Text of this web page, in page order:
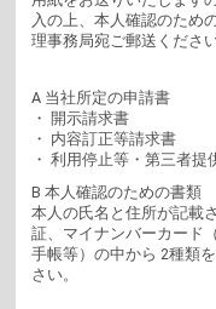
入の上、本人確認のため
理事務局宛ご郵送ください
A 当社所定の申請書
・ 開示請求書
・ 内容訂正等請求書
・ 利用停止等・第三者提
B 本人確認のための書類
本人の氏名と住所が記載
証、マイナンバーカード
手帳等）の中から 2種類
さい。